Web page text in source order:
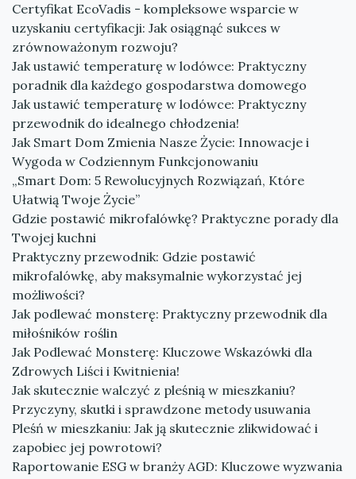
Certyfikat EcoVadis - kompleksowe wsparcie w
uzyskaniu certyfikacji: Jak osiągnąć sukces w
zrównoważonym rozwoju?
Jak ustawić temperaturę w lodówce: Praktyczny
poradnik dla każdego gospodarstwa domowego
Jak ustawić temperaturę w lodówce: Praktyczny
przewodnik do idealnego chłodzenia!
Jak Smart Dom Zmienia Nasze Życie: Innowacje i
Wygoda w Codziennym Funkcjonowaniu
„Smart Dom: 5 Rewolucyjnych Rozwiązań, Które
Ułatwią Twoje Życie”
Gdzie postawić mikrofalówkę? Praktyczne porady dla
Twojej kuchni
Praktyczny przewodnik: Gdzie postawić
mikrofalówkę, aby maksymalnie wykorzystać jej
możliwości?
Jak podlewać monsterę: Praktyczny przewodnik dla
miłośników roślin
Jak Podlewać Monsterę: Kluczowe Wskazówki dla
Zdrowych Liści i Kwitnienia!
Jak skutecznie walczyć z pleśnią w mieszkaniu?
Przyczyny, skutki i sprawdzone metody usuwania
Pleśń w mieszkaniu: Jak ją skutecznie zlikwidować i
zapobiec jej powrotowi?
Raportowanie ESG w branży AGD: Kluczowe wyzwania